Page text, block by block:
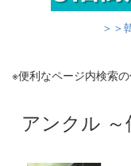
＞＞
※便利なページ内検索
アンクル